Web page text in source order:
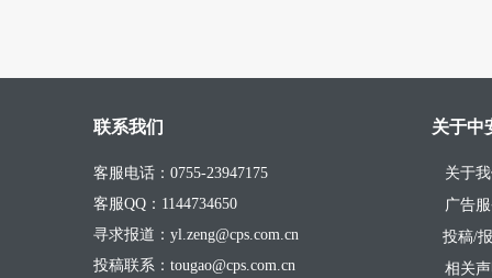
联系我们
客服电话：0755-23947175
客服QQ：1144734650
寻求报道：yl.zeng@cps.com.cn
投稿联系：tougao@cps.com.cn
关于中
关于
广告
投稿/
相关